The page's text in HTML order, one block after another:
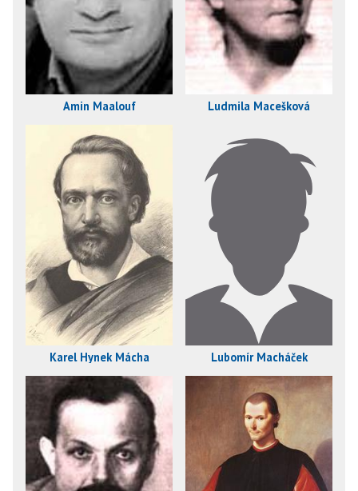
Amin Maalouf Ludmila Macešková
Karel Hynek Mácha Lubomír Macháček